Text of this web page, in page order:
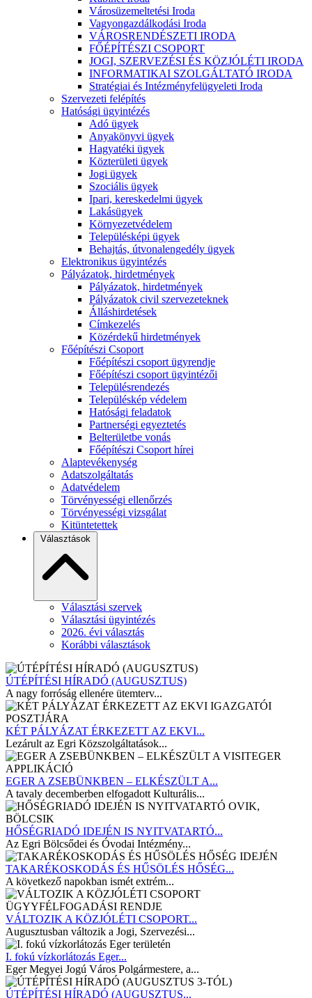
Városüzemeltetési Iroda
Vagyongazdálkodási Iroda
VÁROSRENDÉSZETI IRODA
FŐÉPÍTÉSZI CSOPORT
JOGI, SZERVEZÉSI ÉS KÖZJÓLÉTI IRODA
INFORMATIKAI SZOLGÁLTATÓ IRODA
Stratégiai és Intézményfelügyeleti Iroda
Szervezeti felépítés
Hatósági ügyintézés
Adó ügyek
Anyakönyvi ügyek
Hagyatéki ügyek
Közterületi ügyek
Jogi ügyek
Szociális ügyek
Ipari, kereskedelmi ügyek
Lakásügyek
Környezetvédelem
Településképi ügyek
Behajtás, útvonalengedély ügyek
Elektronikus ügyintézés
Pályázatok, hirdetmények
Pályázatok, hirdetmények
Pályázatok civil szervezeteknek
Álláshirdetések
Címkezelés
Közérdekű hirdetmények
Főépítészi Csoport
Főépítészi csoport ügyrendje
Főépítészi csoport ügyintézői
Településrendezés
Településkép védelem
Hatósági feladatok
Partnerségi egyeztetés
Belterületbe vonás
Főépítészi Csoport hírei
Alaptevékenység
Adatszolgáltatás
Adatvédelem
Törvényességi ellenőrzés
Törvényességi vizsgálat
Kitüntetettek
Választások
Választási szervek
Választási ügyintézés
2026. évi választás
Korábbi választások
ÚTÉPÍTÉSI HÍRADÓ (AUGUSZTUS)
A nagy forróság ellenére ütemterv...
KÉT PÁLYÁZAT ÉRKEZETT AZ EKVI...
Lezárult az Egri Közszolgáltatások...
EGER A ZSEBÜNKBEN – ELKÉSZÜLT A...
A tavaly decemberben elfogadott Kulturális...
HŐSÉGRIADÓ IDEJÉN IS NYITVATARTÓ...
Az Egri Bölcsődei és Óvodai Intézmény...
TAKARÉKOSKODÁS ÉS HŰSÖLÉS HŐSÉG...
A következő napokban ismét extrém...
VÁLTOZIK A KÖZJÓLÉTI CSOPORT...
Augusztusban változik a Jogi, Szervezési...
I. fokú vízkorlátozás Eger...
Eger Megyei Jogú Város Polgármestere, a...
ÚTÉPÍTÉSI HÍRADÓ (AUGUSZTUS...